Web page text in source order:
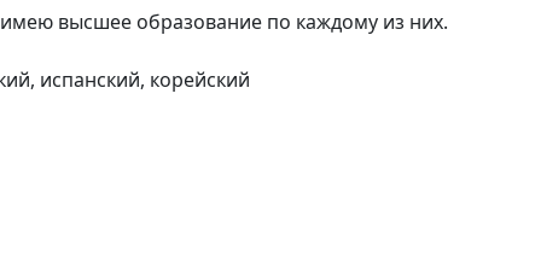
высшее образование по каждому из них.
испанский, корейский